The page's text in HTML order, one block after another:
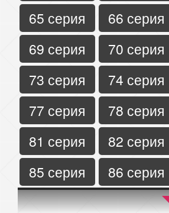
65 серия
66 серия
69 серия
70 серия
73 серия
74 серия
77 серия
78 серия
81 серия
82 серия
85 серия
86 серия
89 серия
90 серия